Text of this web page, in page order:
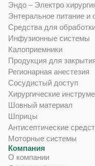
Эндо – Электро
Энтеральное питание и
Средства для
Инфузионные системы
Калоприемники
Продукция для
Регионарная анестезия
Сосудистый доступ
Хирургические
Шовный материал
Шприцы
Антисептические
Моторные системы
Компания
О компании